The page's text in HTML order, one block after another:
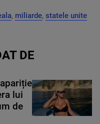
, miliarde, statele unite
DE
lui
de